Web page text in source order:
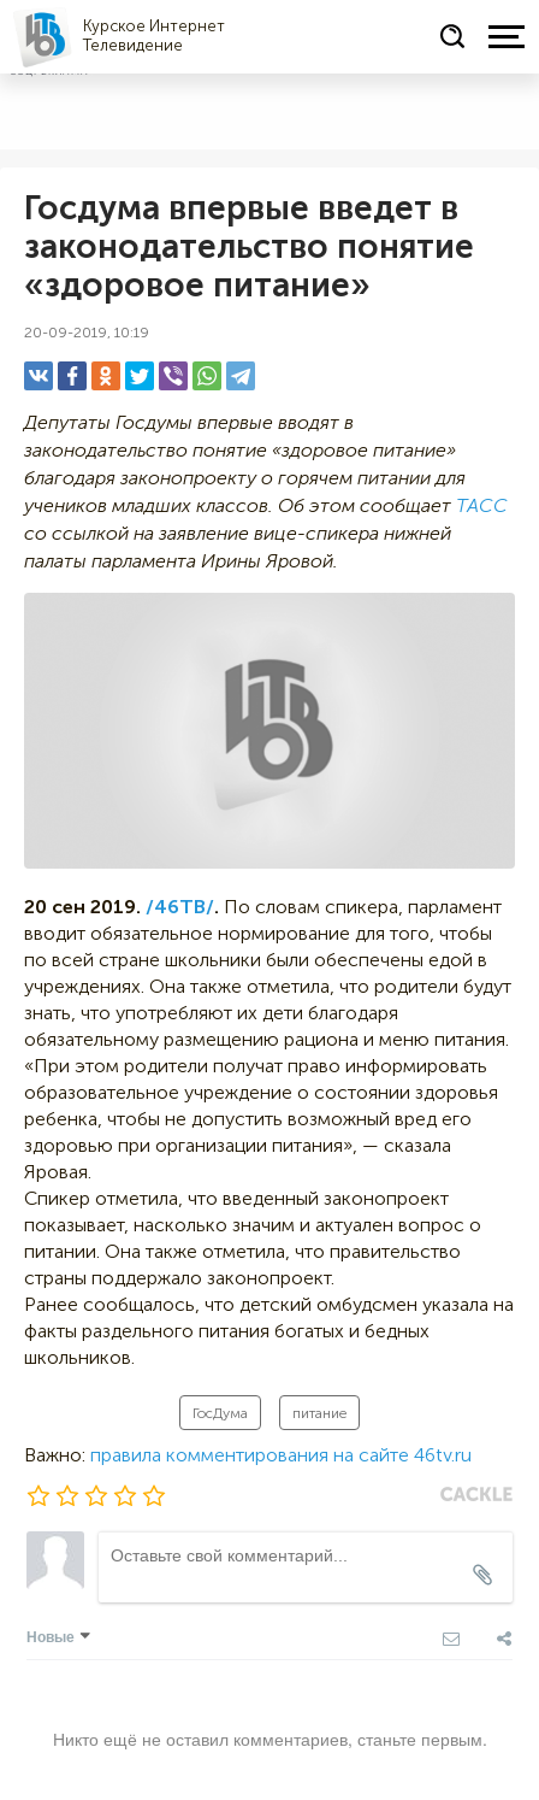
Курское Интернет
Телевидение
СОЦРЕКЛАМА
Госдума впервые введет в
законодательство понятие
«здоровое питание»
20-09-2019, 10:19
Депутаты Госдумы впервые вводят в
законодательство понятие «здоровое питание»
благодаря законопроекту о горячем питании для
учеников младших классов. Об этом сообщает ТАСС
со ссылкой на заявление вице-спикера нижней
палаты парламента Ирины Яровой.
20 сен 2019. /46ТВ/. По словам спикера, парламент
вводит обязательное нормирование для того, чтобы
по всей стране школьники были обеспечены едой в
учреждениях. Она также отметила, что родители будут
знать, что употребляют их дети благодаря
обязательному размещению рациона и меню питания.
«При этом родители получат право информировать
образовательное учреждение о состоянии здоровья
ребенка, чтобы не допустить возможный вред его
здоровью при организации питания», — сказала
Яровая.
Спикер отметила, что введенный законопроект
показывает, насколько значим и актуален вопрос о
питании. Она также отметила, что правительство
страны поддержало законопроект.
Ранее сообщалось, что детский омбудсмен указала на
факты раздельного питания богатых и бедных
школьников.
ГосДума питание
Важно: правила комментирования на сайте 46tv.ru
Новые
Никто ещё не оставил комментариев, станьте первым.